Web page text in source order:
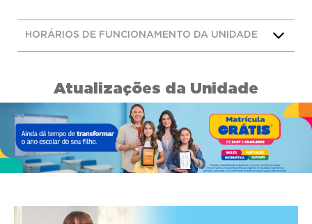
HORÁRIOS DE FUNCIONAMENTO DA UNIDADE
Atualizações da Unidade